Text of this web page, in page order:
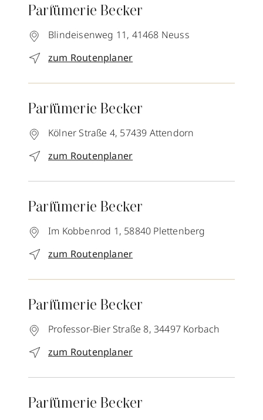
Parfümerie Becker
Blindeisenweg 11, 41468 Neuss
zum Routenplaner
Parfümerie Becker
Kölner Straße 4, 57439 Attendorn
zum Routenplaner
Parfümerie Becker
Im Kobbenrod 1, 58840 Plettenberg
zum Routenplaner
Parfümerie Becker
Professor-Bier Straße 8, 34497 Korbach
zum Routenplaner
Parfümerie Becker